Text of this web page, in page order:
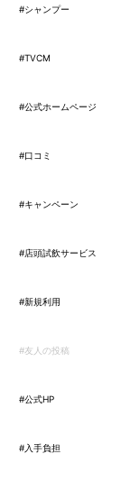
#シャンプー
#TVCM
#公式ホームページ
#口コミ
#キャンペーン
#店頭試飲サービス
#新規利用
#友人の投稿
#公式HP
#入手負担